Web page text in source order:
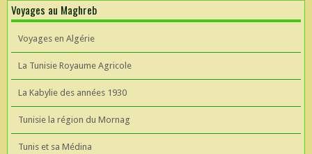
Voyages au Maghreb
Voyages en Algérie
La Tunisie Royaume Agricole
La Kabylie des années 1930
Tunisie la région du Mornag
Tunis et sa Médina